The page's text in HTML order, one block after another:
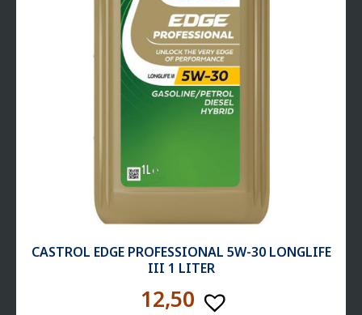
CASTROL EDGE PROFESSIONAL 5W-30 LONGLIFE
III 1 LITER
12,50